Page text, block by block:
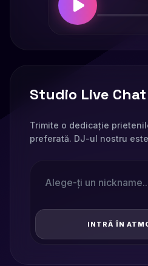
Studio Live Chat
Trimite o dedicație
preferată. DJ-ul nostru
INTRĂ ÎN